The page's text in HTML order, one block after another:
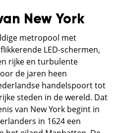
New York
metropool met
LED-schermen,
rijke en turbulente
de jaren heen
handelspoort tot
steden in de wereld. Dat
van New York begint in
in 1624 een